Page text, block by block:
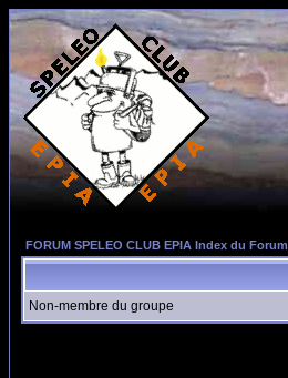
FORUM SPELEO CLUB EPIA Index du Forum
Non-membre du groupe